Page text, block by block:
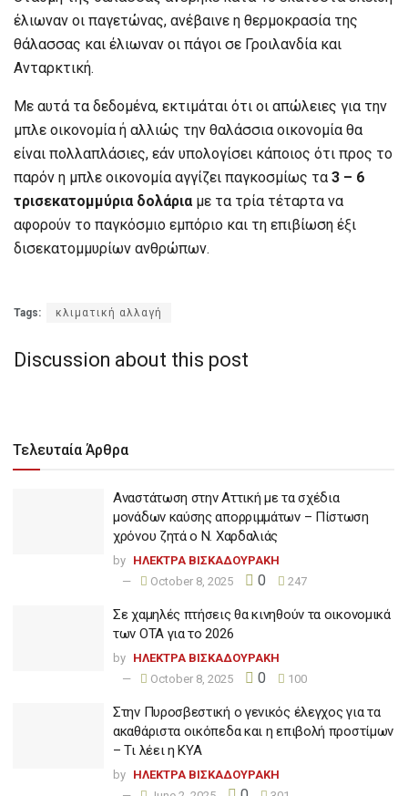
έλιωναν οι παγετώνας, ανέβαινε η θερμοκρασία της
θάλασσας και έλιωναν οι πάγοι σε Γροιλανδία και
Ανταρκτική.
Με αυτά τα δεδομένα, εκτιμάται ότι οι απώλειες για την
μπλε οικονομία ή αλλιώς την θαλάσσια οικονομία θα
είναι πολλαπλάσιες, εάν υπολογίσει κάποιος ότι προς το
παρόν η μπλε οικονομία αγγίζει παγκοσμίως τα 3 – 6
τρισεκατομμύρια δολάρια με τα τρία τέταρτα να
αφορούν το παγκόσμιο εμπόριο και τη επιβίωση έξι
δισεκατομμυρίων ανθρώπων.
Tags: κλιματική αλλαγή
Discussion about this post
Τελευταία Άρθρα
Αναστάτωση στην Αττική με τα σχέδια
μονάδων καύσης απορριμμάτων – Πίστωση
χρόνου ζητά ο Ν. Χαρδαλιάς
by ΗΛΕΚΤΡΑ ΒΙΣΚΑΔΟΥΡΑΚΗ
October 8, 2025
0 247
Σε χαμηλές πτήσεις θα κινηθούν τα οικονομικά
των ΟΤΑ για το 2026
by ΗΛΕΚΤΡΑ ΒΙΣΚΑΔΟΥΡΑΚΗ
October 8, 2025
0 100
Στην Πυροσβεστική ο γενικός έλεγχος για τα
ακαθάριστα οικόπεδα και η επιβολή προστίμων
– Τι λέει η ΚΥΑ
by ΗΛΕΚΤΡΑ ΒΙΣΚΑΔΟΥΡΑΚΗ